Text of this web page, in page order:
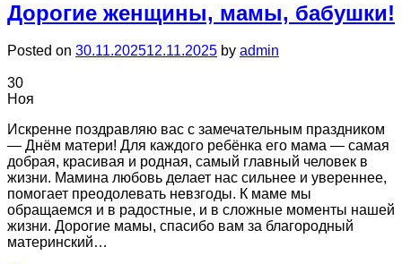
Дорогие женщины, мамы, бабушки!
Posted on 30.11.202512.11.2025 by admin
30
Ноя
Искренне поздравляю вас с замечательным праздником
— Днём матери! Для каждого ребёнка его мама — самая
добрая, красивая и родная, самый главный человек в
жизни. Мамина любовь делает нас сильнее и увереннее,
помогает преодолевать невзгоды. К маме мы
обращаемся и в радостные, и в сложные моменты нашей
жизни. Дорогие мамы, спасибо вам за благородный
материнский…